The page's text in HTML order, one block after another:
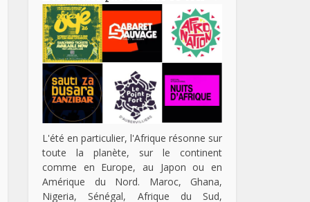
L'été en particulier, l'Afrique résonne sur
toute la planète, sur le continent
comme en Europe, au Japon ou en
Amérique du Nord. Maroc, Ghana,
Nigeria, Sénégal, Afrique du Sud,